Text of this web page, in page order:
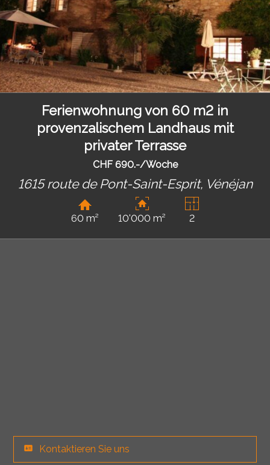
Ferienwohnung von 60 m2 in
provenzalischem Landhaus mit
privater Terrasse
CHF 690.-/Woche
1615 route de Pont-Saint-Esprit, Vénéjan
60 m² 10'000 m² 2
Kontaktieren Sie uns